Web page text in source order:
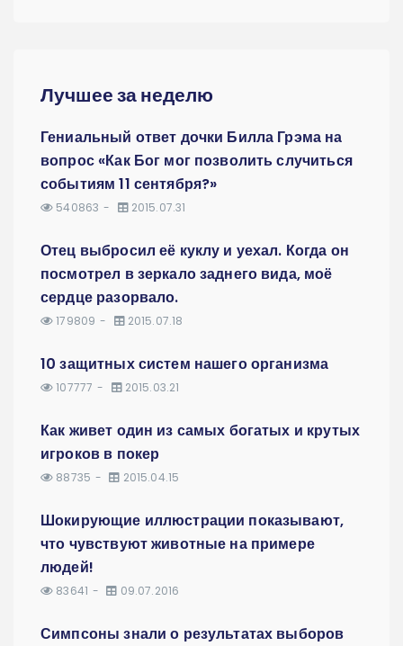
Лучшее за неделю
Гениальный ответ дочки Билла Грэма на
вопрос «Как Бог мог позволить случиться
событиям 11 сентября?»
540863 2015.07.31
Отец выбросил её куклу и уехал. Когда он
посмотрел в зеркало заднего вида, моё
сердце разорвало.
179809 2015.07.18
10 защитных систем нашего организма
107777 2015.03.21
Как живет один из самых богатых и крутых
игроков в покер
88735 2015.04.15
Шокирующие иллюстрации показывают,
что чувствуют животные на примере
людей!
83641 09.07.2016
Симпсоны знали о результатах выборов